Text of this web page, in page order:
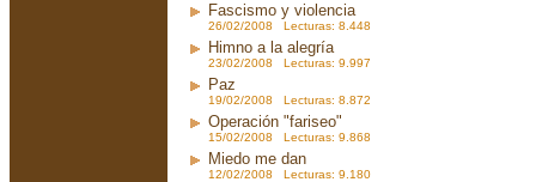
Fascismo y violencia
26/02/2008 Lecturas: 8.448
Himno a la alegría
23/02/2008 Lecturas: 9.997
Paz
19/02/2008 Lecturas: 8.872
Operación "fariseo"
15/02/2008 Lecturas: 9.868
Miedo me dan
12/02/2008 Lecturas: 9.180